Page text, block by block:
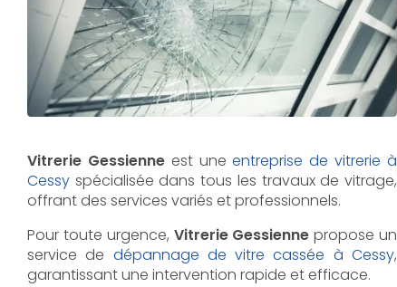
Vitrerie Gessienneest uneentreprise de vitrerie à
Cessy spécialisée dans tous les travaux de vitrage,
offrant des services variés et professionnels.
Pour toute urgence, Vitrerie Gessienne propose un
service de dépannage de vitre cassée à Cessy,
garantissant une intervention rapide et efficace.